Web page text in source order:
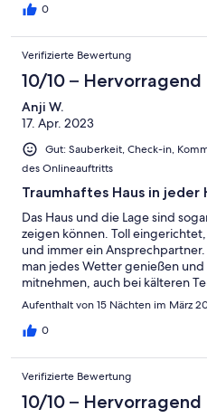
man, wenn es warm genug ist,
Kaffee trinken, hat sie uns
gebracht. Echt spitze.sie war
Problemen immer am gleichen
Anfang leider kein warmes
der Außendusche und des
kein Problem war) und sie hat
dass es repariert wird. Alles in
tollen Gastgebern. Wir hoffen,
kommen können. Die Planungen
0
Verifizierte Bewertung
10/10 – Hervorragend
Anji W.
17. Apr. 2023
Gut: Sauberkeit, Check-in,
des Onlineauftritts
Traumhaftes Haus in jeder
Das Haus und die Lage sind
zeigen können. Toll
und immer ein
man jedes Wetter genießen
mitnehmen, auch bei kälteren
Pool springen, drinnen und
Sterne genießen. Zudem hat die
gerne wieder!!
Aufenthalt von 15 Nächten im März
0
Verifizierte Bewertung
10/10 – Hervorragend